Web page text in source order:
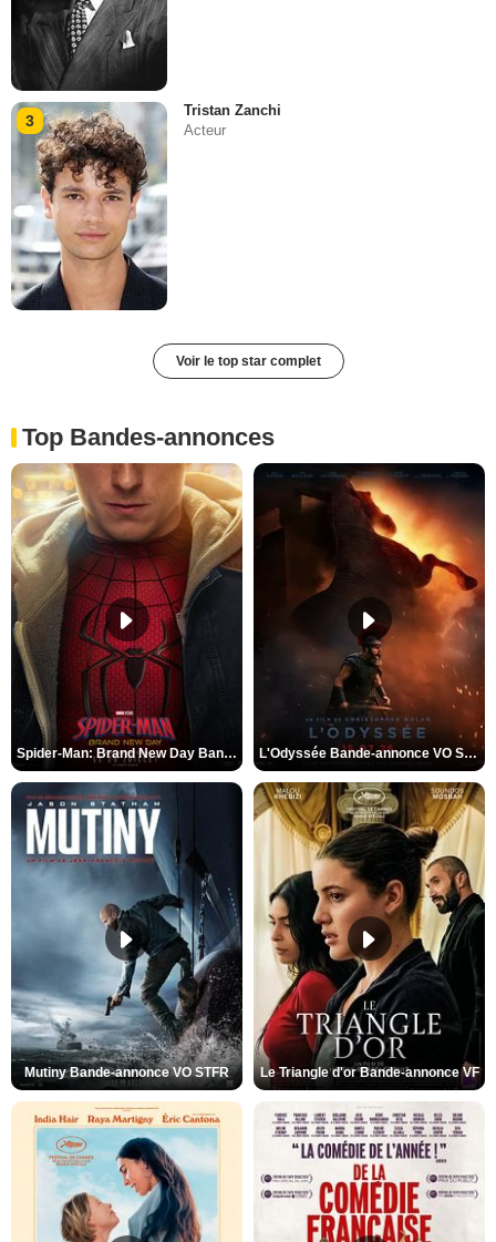
3
Tristan Zanchi
Acteur
Voir le top star complet
Top Bandes-annonces
Spider-Man: Brand New Day Bande-annonce VO STFR L'Odyssée Bande-annonce VO STFR
Mutiny Bande-annonce VO STFR Le Triangle d'or Bande-annonce VF